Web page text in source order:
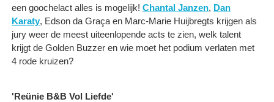
een goochelact alles is mogelijk! Chantal Janzen, Dan
Karaty, Edson da Graça en Marc-Marie Huijbregts krijgen als
jury weer de meest uiteenlopende acts te zien, welk talent
krijgt de Golden Buzzer en wie moet het podium verlaten met
4 rode kruizen?
'Reünie B&B Vol Liefde'